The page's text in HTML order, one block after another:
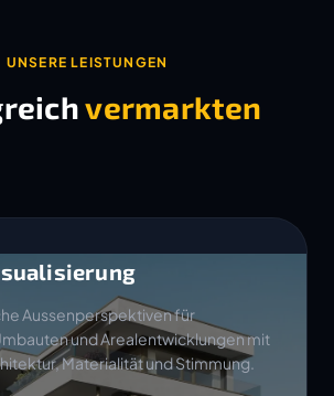
UNSERE LEISTUNGEN
vermarkten
Aussenperspektiven für
und Arealentwicklungen mit
Materialität und Stimmung.